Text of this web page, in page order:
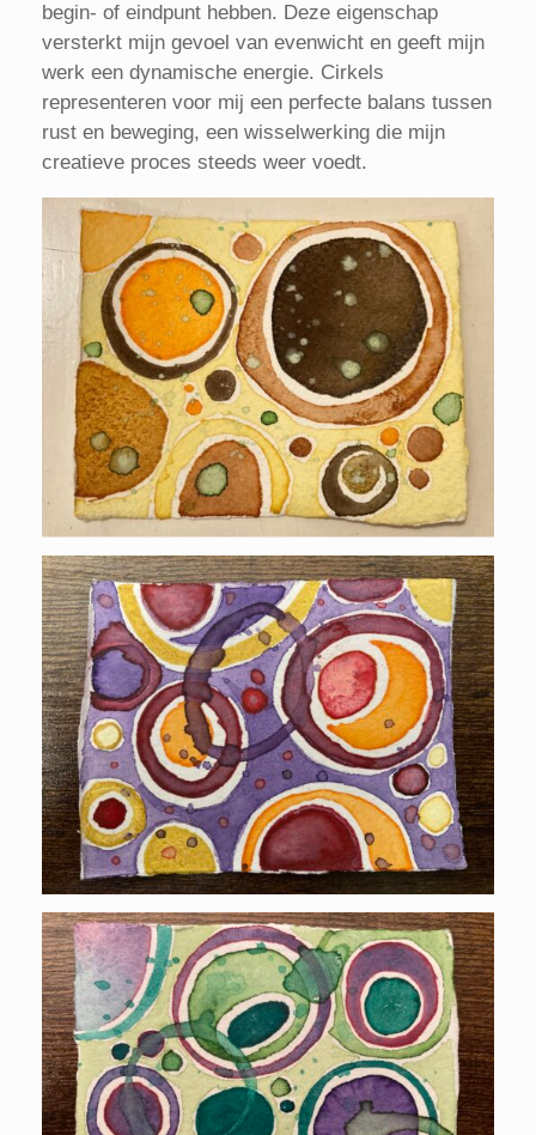
begin- of eindpunt hebben. Deze eigenschap
versterkt mijn gevoel van evenwicht en geeft mijn
werk een dynamische energie. Cirkels
representeren voor mij een perfecte balans tussen
rust en beweging, een wisselwerking die mijn
creatieve proces steeds weer voedt.